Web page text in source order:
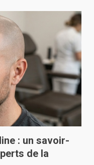
: un savoir-
de la